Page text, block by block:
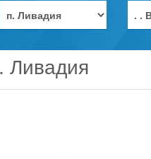
. .
Ливадия